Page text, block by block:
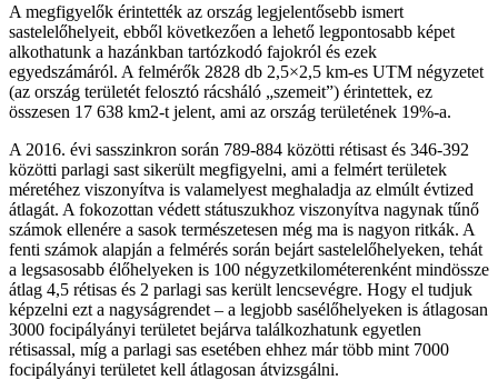
A megfigyelők érintették az ország legjelentősebb ismert
sastelelőhelyeit, ebből következően a lehető legpontosabb képet
alkothatunk a hazánkban tartózkodó fajokról és ezek
egyedszámáról. A felmérők 2828 db 2,5×2,5 km-es UTM négyzetet
(az ország területét felosztó rácsháló „szemeit”) érintettek, ez
összesen 17 638 km2-t jelent, ami az ország területének 19%-a.
A 2016. évi sasszinkron során 789-884 közötti rétisast és 346-392
közötti parlagi sast sikerült megfigyelni, ami a felmért területek
méretéhez viszonyítva is valamelyest meghaladja az elmúlt évtized
átlagát. A fokozottan védett státuszukhoz viszonyítva nagynak tűnő
számok ellenére a sasok természetesen még ma is nagyon ritkák. A
fenti számok alapján a felmérés során bejárt sastelelőhelyeken, tehát
a legsasosabb élőhelyeken is 100 négyzetkilométerenként mindössze
átlag 4,5 rétisas és 2 parlagi sas került lencsevégre. Hogy el tudjuk
képzelni ezt a nagyságrendet – a legjobb sasélőhelyeken is átlagosan
3000 focipályányi területet bejárva találkozhatunk egyetlen
rétisassal, míg a parlagi sas esetében ehhez már több mint 7000
focipályányi területet kell átlagosan átvizsgálni.